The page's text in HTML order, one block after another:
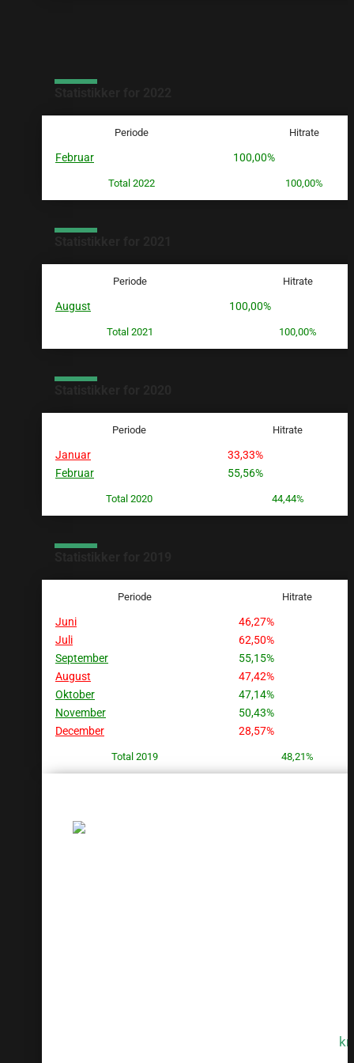
Periode Hitrate
Februar 100,00%
Total 2022 100,00%
Periode Hitrate
August 100,00%
Total 2021 100,00%
Periode Hitrate
Januar
33,33%
Februar
55,56%
Total 2020 44,44%
Periode Hitrate
Juni
46,27%
Juli
62,50%
September
55,15%
August
47,42%
Oktober
47,14%
November
50,43%
December
28,57%
Total 2019 48,21%